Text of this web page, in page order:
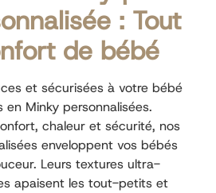
: Tout
de bébé
et sécurisées à votre bébé
Minky personnalisées.
chaleur et sécurité, nos
enveloppent vos bébés
Leurs textures ultra-
apaisent les tout-petits et